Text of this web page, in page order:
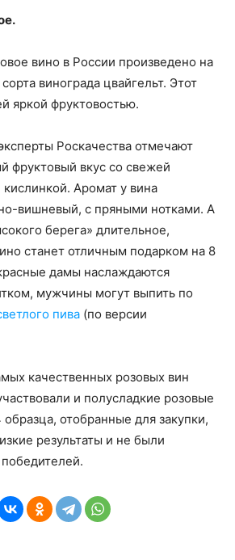
вино в России произведено на
винограда цвайгельт. Этот
яркой фруктовостью.
Роскачества отмечают
фруктовый вкус со свежей
Аромат у вина
вишневый, с пряными нотками. А
берега» длительное,
станет отличным подарком на 8
дамы наслаждаются
мужчины могут выпить по
пива (по версии
качественных розовых вин
и полусладкие розовые
отобранные для закупки,
результаты и не были